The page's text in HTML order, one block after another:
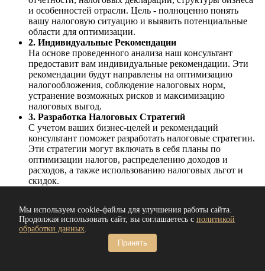
и особенностей отрасли. Цель - полноценно понять
вашу налоговую ситуацию и выявить потенциальные
области для оптимизации.
2. Индивидуальные Рекомендации
На основе проведенного анализа наш консультант
предоставит вам индивидуальные рекомендации. Эти
рекомендации будут направлены на оптимизацию
налогообложения, соблюдение налоговых норм,
устранение возможных рисков и максимизацию
налоговых выгод.
3. Разработка Налоговых Стратегий
С учетом ваших бизнес-целей и рекомендаций
консультант поможет разработать налоговые стратегии.
Эти стратегии могут включать в себя планы по
оптимизации налогов, распределению доходов и
расходов, а также использованию налоговых льгот и
скидок.
важный шаг для обеспечения соблюдения налоговых
обязательств. Консультант поможет вам подготовить
декларации, отчеты и другие документы, которые
требуются органам налоговой службы.
5. Мониторинг и Адаптация
Мы используем cookie-файлы для улучшения работы сайта.
Продолжая использовать сайт, вы соглашаетесь с политикой
обработки данных.
Принять